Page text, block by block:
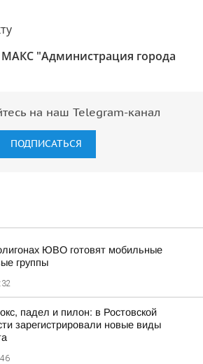
МАКС "Администрация города
на наш Telegram-канал
ПОДПИСАТЬСЯ
ЮВО готовят мобильные
группы
падел и пилон: в Ростовской
зарегистрировали новые виды